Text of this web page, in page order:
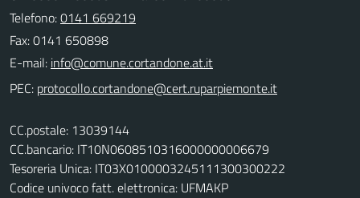
Telefono:0141 669219
Fax: 0141 650898
E-mail:
PEC:
CC.postale: 13039144
CC.bancario: IT10N0608510316000000006679
Tesoreria Unica: IT03X0100003245111300300222
Codice univoco fatt. elettronica: UFMAKP